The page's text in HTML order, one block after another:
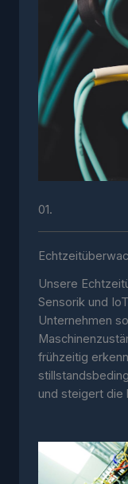
01.
Unsere
Sensorik und
Unternehmen
frühzeitig
und steigert die